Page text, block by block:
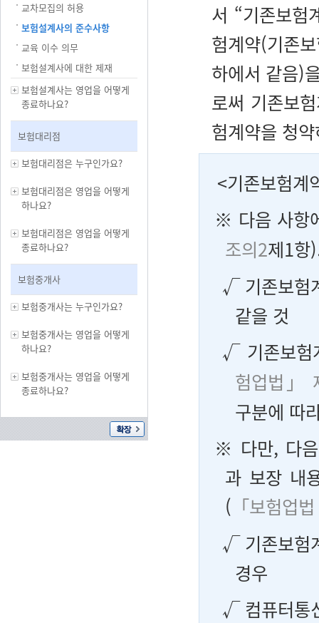
교차모집의 허용
보험설계사의 준수사항
교육 이수 의무
보험설계사에 대한 제재
보험설계사는 영업을 어떻게
종료하나요?
보험대리점
보험대리점은 누구인가요?
보험대리점은 영업을 어떻게
하나요?
보험대리점은 영업을 어떻게
종료하나요?
보험중개사
보험중개사는 누구인가요?
보험중개사는 영업을 어떻게
하나요?
보험중개사는 영업을 어떻게
종료하나요?
서 “기존보험
험계약(기존
하에서 같음)
로써 기존보
험계약을 청
<기존보험계
※ 다음 사항
조의2제1항
√ 기존보험
같을 것
√ 기존보험
험업법」
구분에 따
※ 다만, 다음
과 보장 내
( 「보험업
√ 기존보험
경우
√ 컴퓨터통